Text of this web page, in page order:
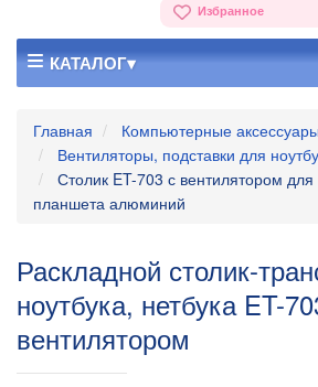
Избранное
КАТАЛОГ▾
Главная
Компьютерные аксессуары
Вентиляторы, подставки для
Столик ET-703 с вентилятором для
планшета алюминий
Раскладной столик-
ноутбука, нетбука ET-
вентилятором